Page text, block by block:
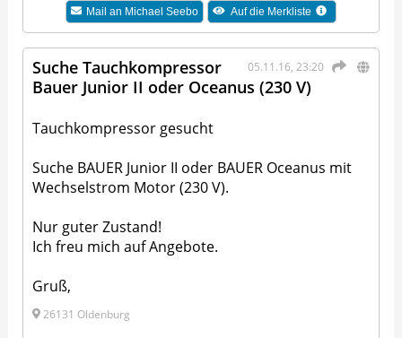
Mail an Michael Seebo Auf die Merkliste
05.11.16, 23:20
Suche Tauchkompressor
Bauer Junior II oder Oceanus (230 V)
Tauchkompressor gesucht
Suche BAUER Junior II oder BAUER Oceanus mit
Wechselstrom Motor (230 V).
Nur guter Zustand!
Ich freu mich auf Angebote.
Gruß,
26131 Oldenburg